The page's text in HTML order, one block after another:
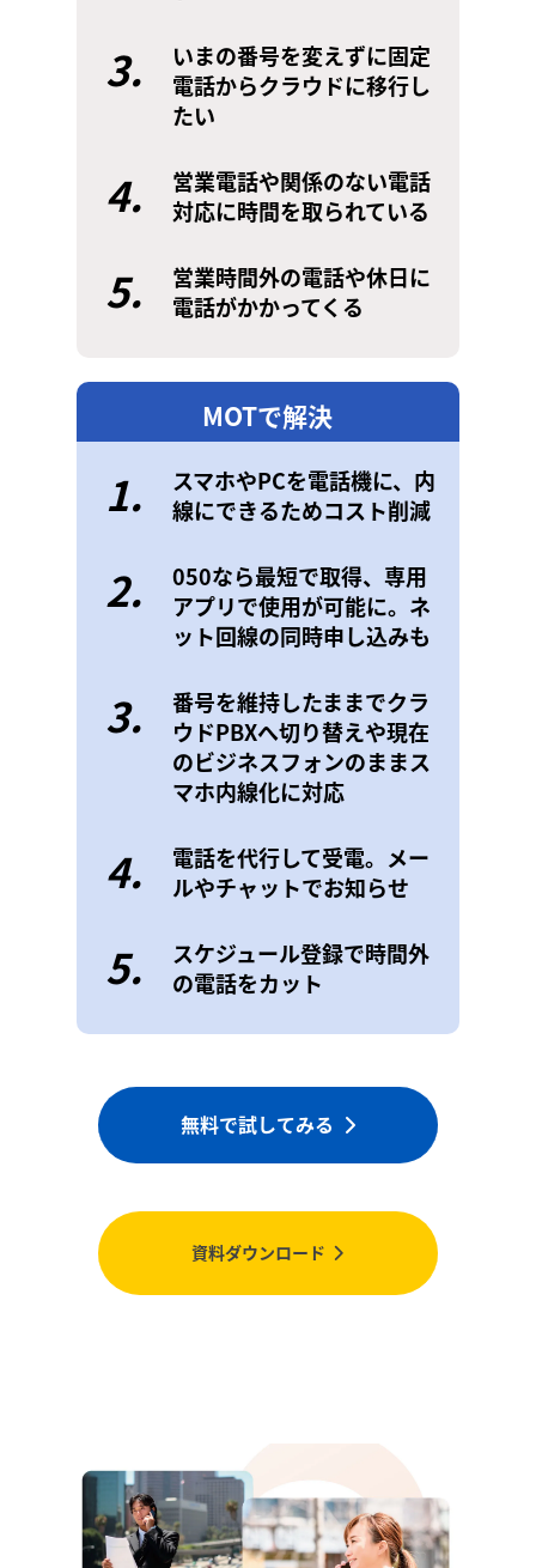
3.
いまの番号を変えずに固定
電話からクラウドに移行し
たい
4.
営業電話や関係のない電話
対応に時間を取られている
5.
営業時間外の電話や休日に
電話がかかってくる
MOTで解決
1.
スマホやPCを電話機に、内
線にできるためコスト削減
2.
050なら最短で取得、専用
アプリで使用が可能に。ネ
ット回線の同時申し込みも
3.
番号を維持したままでクラ
ウドPBXへ切り替えや現在
のビジネスフォンのままス
マホ内線化に対応
4.
電話を代行して受電。メー
ルやチャットでお知らせ
5.
スケジュール登録で時間外
の電話をカット
無料で試してみる
資料ダウンロード